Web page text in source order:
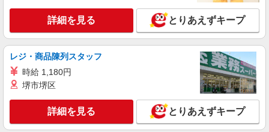
詳細を見る とりあえずキープ
レジ・商品陳列スタッフ
時給 1,180円
堺市堺区
詳細を見る とりあえずキープ